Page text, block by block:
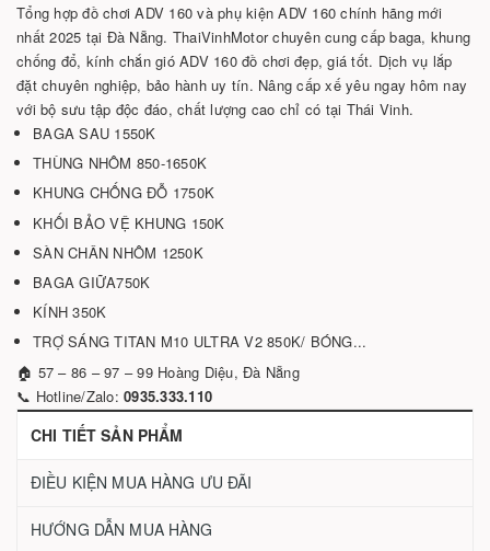
Tổng hợp đồ chơi ADV 160 và phụ kiện ADV 160 chính hãng mới
nhất 2025 tại Đà Nẵng. ThaiVinhMotor chuyên cung cấp baga, khung
chống đổ, kính chắn gió ADV 160 đồ chơi đẹp, giá tốt. Dịch vụ lắp
đặt chuyên nghiệp, bảo hành uy tín. Nâng cấp xế yêu ngay hôm nay
với bộ sưu tập độc đáo, chất lượng cao chỉ có tại Thái Vinh.
BAGA SAU 1550K
THÙNG NHÔM 850-1650K
KHUNG CHỐNG ĐỖ 1750K
KHỐI BẢO VỆ KHUNG 150K
SÀN CHÂN NHÔM 1250K
BAGA GIỮA750K
KÍNH 350K
TRỢ SÁNG TITAN M10 ULTRA V2 850K/ BÓNG...
🏠 57 – 86 – 97 – 99 Hoàng Diệu, Đà Nẵng
📞 Hotline/Zalo: 0935.333.110
CHI TIẾT SẢN PHẨM
ĐIỀU KIỆN MUA HÀNG ƯU ĐÃI
HƯỚNG DẪN MUA HÀNG